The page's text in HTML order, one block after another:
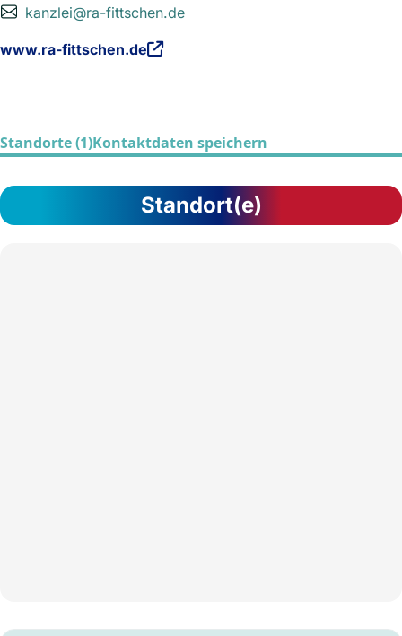
kanzlei@ra-fittschen.de
www.ra-fittschen.de
Standorte (1)Kontaktdaten speichern
Standort(e)